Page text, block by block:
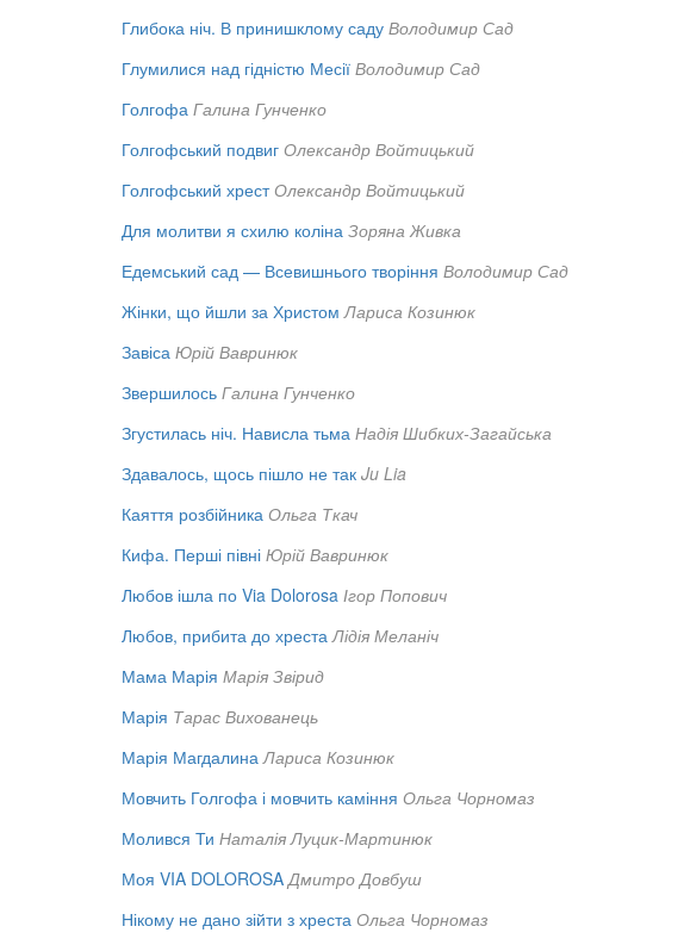
Глибока ніч. В принишклому саду Володимир Сад
Глумилися над гідністю Месії Володимир Сад
Голгофа Галина Гунченко
Голгофський подвиг Олександр Войтицький
Голгофський хрест Олександр Войтицький
Для молитви я схилю коліна Зоряна Живка
Едемський сад — Всевишнього творіння Володимир Сад
Жінки, що йшли за Христом Лариса Козинюк
Завіса Юрій Вавринюк
Звершилось Галина Гунченко
Згустилась ніч. Нависла тьма Надія Шибких-Загайська
Здавалось, щось пішло не так Ju Lia
Каяття розбійника Ольга Ткач
Кифа. Перші півні Юрій Вавринюк
Любов ішла по Via Dolorosa Ігор Попович
Любов, прибита до хреста Лідія Меланіч
Мама Марія Марія Звірид
Марія Тарас Вихованець
Марія Магдалина Лариса Козинюк
Мовчить Голгофа і мовчить каміння Ольга Чорномаз
Молився Ти Наталія Луцик-Мартинюк
Моя VIA DOLOROSA Дмитро Довбуш
Нікому не дано зійти з хреста Ольга Чорномаз